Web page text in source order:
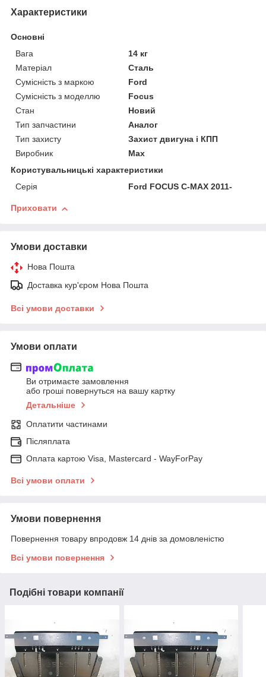
Характеристики
Основні
Вага
14 кг
Матеріал
Сталь
Сумісність з маркою
Ford
Сумісність з моделлю
Focus
Стан
Новий
Тип запчастини
Аналог
Тип захисту
Захист двигуна і КПП
Виробник
Max
Користувальницькі характеристики
Серія
Ford FOCUS C-MAX 2011-
Приховати
Умови доставки
Нова Пошта
Доставка кур'єром Нова Пошта
Всі умови доставки
Умови оплати
Ви отримаєте замовлення
або гроші повернуться на вашу картку
Детальніше
Оплатити частинами
Післяплата
Оплата картою Visa, Mastercard - WayForPay
Всі умови оплати
Умови повернення
Повернення товару впродовж 14 днів за домовленістю
Всі умови повернення
Подібні товари компанії